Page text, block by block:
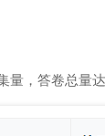
量，答卷总量